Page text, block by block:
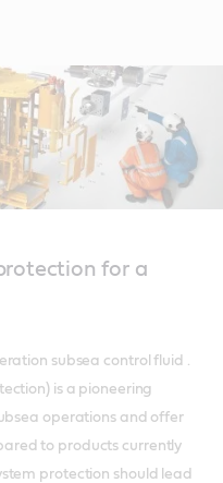
for a
subsea control fluid .
is a pioneering
operations and offer
to products currently
protection should lead